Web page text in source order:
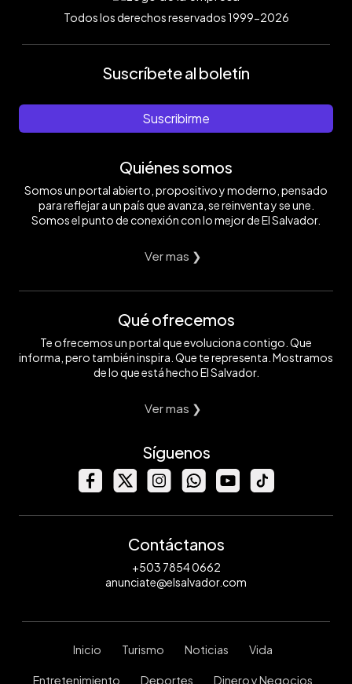
Todos los derechos reservados 1999-2026
Suscríbete al boletín
Suscribirme
Quiénes somos
Somos un portal abierto, propositivo y moderno, pensado
para reflejar a un país que avanza, se reinventa y se une.
Somos el punto de conexión con lo mejor de El Salvador.
Ver mas ❯
Qué ofrecemos
Te ofrecemos un portal que evoluciona contigo. Que
informa, pero también inspira. Que te representa. Mostramos
de lo que está hecho El Salvador.
Ver mas ❯
Síguenos
Contáctanos
+503 7854 0662
anunciate@elsalvador.com
Inicio Turismo Noticias Vida
Entretenimiento Deportes Dinero y Negocios